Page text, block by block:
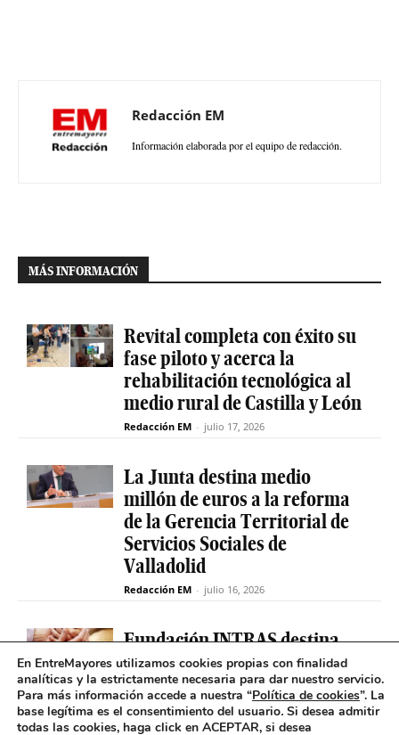
Redacción EM
Información elaborada por el equipo de redacción.
MÁS INFORMACIÓN
Revital completa con éxito su
fase piloto y acerca la
rehabilitación tecnológica al
medio rural de Castilla y León
Redacción EM - julio 17, 2026
La Junta destina medio
millón de euros a la reforma
de la Gerencia Territorial de
Servicios Sociales de
Valladolid
Redacción EM - julio 16, 2026
Fundación INTRAS destina
6.000 euros a proyectos
sociales que impulsen la
salud mental en Castilla y
León
En EntreMayores utilizamos cookies propias con finalidad
analíticas y la estrictamente necesaria para dar nuestro servicio.
Para más información accede a nuestra “Política de cookies”. La
base legítima es el consentimiento del usuario. Si desea admitir
todas las cookies, haga click en ACEPTAR, si desea